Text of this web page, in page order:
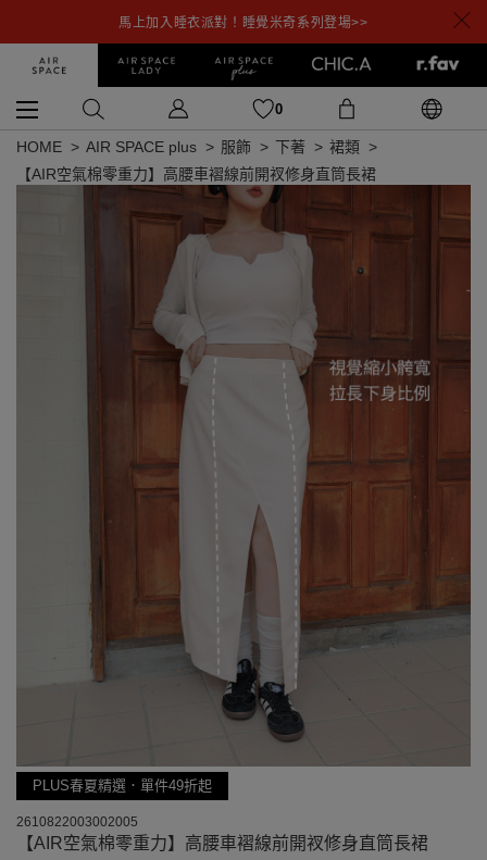
馬上加入睡衣派對！睡覺米奇系列登場>>
0
HOME AIR SPACE plus 服飾 下著
裙類
【AIR空氣棉零重力】高腰車褶線前開衩修身直筒長裙
PLUS春夏精選．單件49折起
2610822003002005
【AIR空氣棉零重力】高腰車褶線前開衩修身直筒長裙